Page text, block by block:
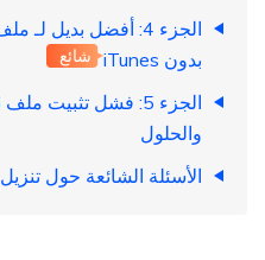
بدون iTunes
شائع
والحلول
الأسئلة الشائعة حول تنزيل ios 27 بنوع IPSW التجريبي